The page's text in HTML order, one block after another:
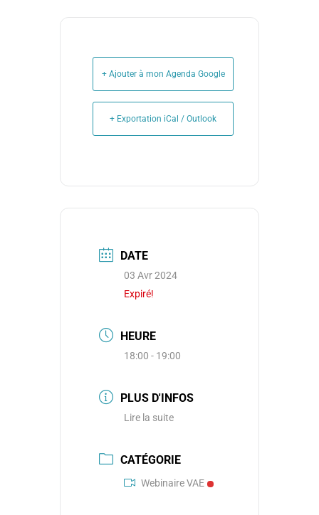
+ Ajouter à mon Agenda Google
+ Exportation iCal / Outlook
DATE
03 Avr 2024
Expiré!
HEURE
18:00 - 19:00
PLUS D'INFOS
Lire la suite
CATÉGORIE
Webinaire VAE